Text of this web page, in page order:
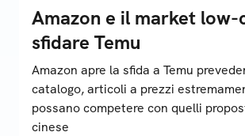
Amazon e il market
sfidare Temu
Amazon apre la sfida a Temu
catalogo, articoli a prezzi
possano competere con quelli
cinese